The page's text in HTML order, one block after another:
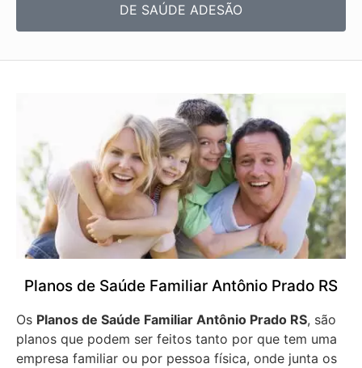
DE SAÚDE ADESÃO
Planos de Saúde Familiar Antônio Prado RS
Os Planos de Saúde Familiar Antônio Prado RS, são
planos que podem ser feitos tanto por que tem uma
empresa familiar ou por pessoa física, onde junta os